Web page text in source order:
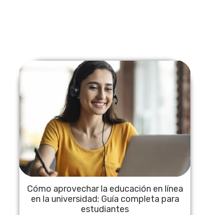
Cómo aprovechar la educación en línea
en la universidad: Guía completa para
estudiantes